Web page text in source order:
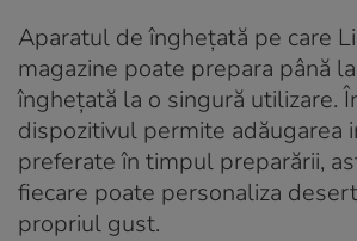
Aparatul de înghețată pe care
magazine poate prepara până
înghețată la o singură utilizare.
dispozitivul permite adăugarea
preferate în timpul preparării,
fiecare poate personaliza
propriul gust.